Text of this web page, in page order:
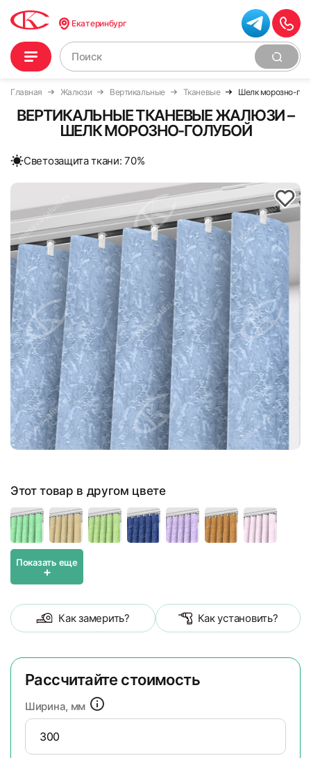
Екатеринбург
Главная Жалюзи Вертикальные Тканевые Шелк морозно-
ВЕРТИКАЛЬНЫЕ ТКАНЕВЫЕ ЖАЛЮЗИ –
ШЕЛК МОРОЗНО-ГОЛУБОЙ
Cветозащита ткани: 70%
Этот товар в другом цвете
Показать еще
+
Как замерить? Как установить?
Рассчитайте стоимость
Ширина, мм